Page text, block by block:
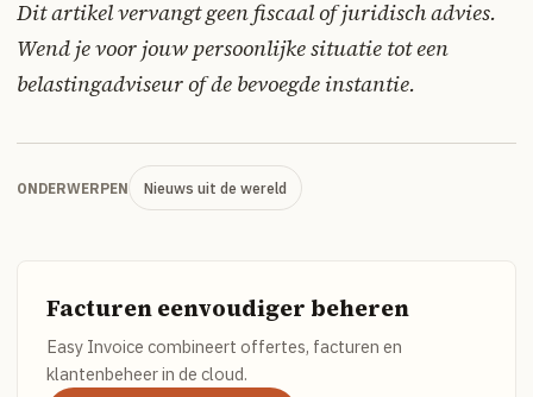
Dit artikel vervangt geen fiscaal of juridisch advies.
Wend je voor jouw persoonlijke situatie tot een
belastingadviseur of de bevoegde instantie.
ONDERWERPEN Nieuws uit de wereld
Facturen eenvoudiger beheren
Easy Invoice combineert offertes, facturen en
klantenbeheer in de cloud.